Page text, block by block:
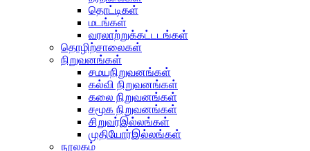
தொட்டிகள்
மடங்கள்
வரலாற்றுக்கட்டடங்கள்
தொழிற்சாலைகள்
நிறுவனங்கள்
சமயநிறுவனங்கள்
கல்வி நிறுவனங்கள்
கலை நிறுவனங்கள்
சமூக நிறுவனங்கள்
சிறுவர்இல்லங்கள்
முதியோர்இல்லங்கள்
நூலகம்